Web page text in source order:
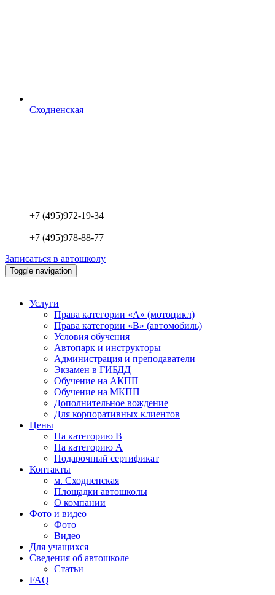
Сходненская
+7 (495)972-19-34
+7 (495)978-88-77
Записаться в автошколу
Toggle navigation
Услуги
Права категории «А» (мотоцикл)
Права категории «В» (автомобиль)
Условия обучения
Автопарк и инструкторы
Администрация и преподаватели
Экзамен в ГИБДД
Обучение на АКПП
Обучение на МКПП
Дополнительное вождение
Для корпоративных клиентов
Цены
На категорию В
На категорию A
Подарочный сертификат
Контакты
м. Сходненская
Площадки автошколы
О компании
Фото и видео
Фото
Видео
Для учащихся
Сведения об автошколе
Статьи
FAQ